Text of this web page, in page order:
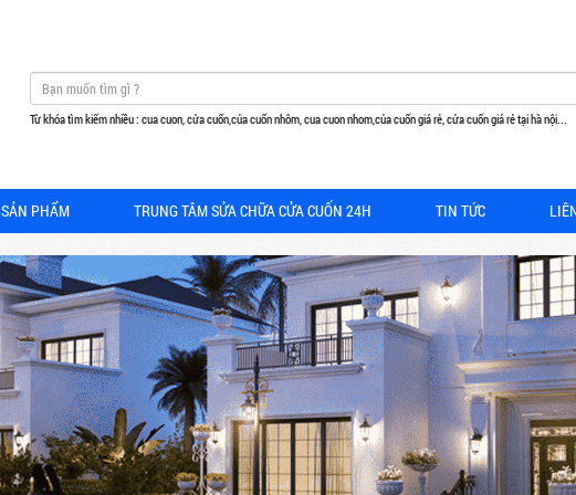
Từ khóa tìm kiếm nhiều : cua cuon, cửa cuốn,của cuốn nhôm, cua cuon nhom,của cuốn giá rẻ, cửa cuốn giá rẻ tại hà nội...
SẢN PHẨM TRUNG TÂM SỬA CHỮA CỬA CUỐN 24H TIN TỨC